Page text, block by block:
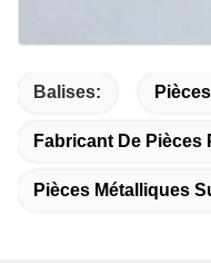
Balises:
Fabricant De Pièces
Pièces Métalliques